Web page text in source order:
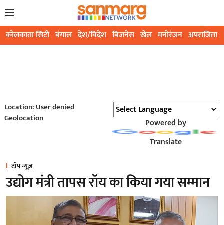
कोलकाता सिटी बंगाल देश/विदेश बिजनेस खेल मनोरंजन अपराजिता
Location: User denied
Geolocation
Powered by
Translate
टॉप न्यूज़
उद्योग मंत्री तापस रॉय का किया गया सम्मान